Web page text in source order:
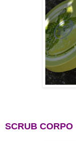
SCRUB CORPO